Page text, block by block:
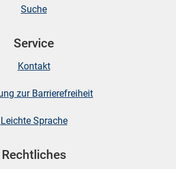
Suche
Service
Kontakt
zur Barrierefreiheit
Leichte Sprache
Rechtliches